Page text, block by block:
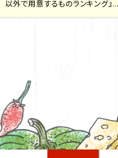
以外で用意するものランキング』...